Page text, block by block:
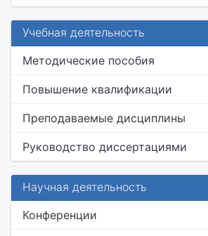
Учебная деятельность
Методические пособия
Повышение квалификации
Преподаваемые дисциплины
Руководство диссертациями
Научная деятельность
Конференции